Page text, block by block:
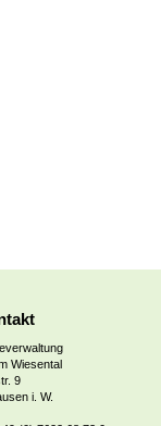
Wiesental
9
i. W.